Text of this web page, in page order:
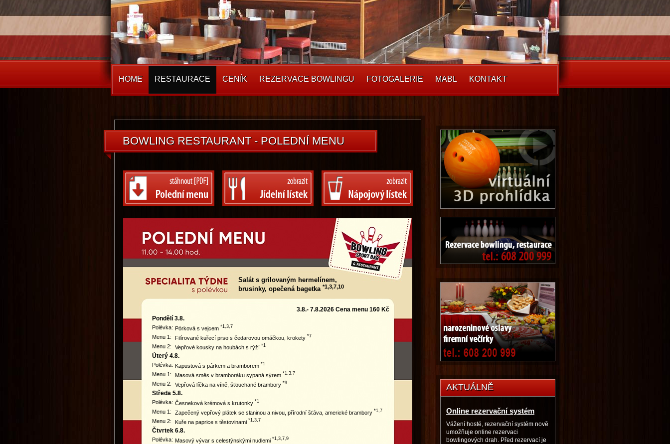
HOME RESTAURACE CENÍK REZERVACE BOWLINGU FOTOGALERIE MABL KONTAKT
RESTAURACE
BOWLING RESTAURANT - POLEDNÍ MENU
3.8.- 7.8.2026 Cena menu 160 Kč
Pondělí 3.8.
Polévka: Pórková s vejcem *1,3,7
Menu 1: Filírované kuřecí prso s čedarovou omáčkou, krokety *7
Menu 2: Vepřové kousky na houbách s rýží *1
Úterý 4.8.
Polévka: Kapustová s párkem a bramborem *1
Menu 1: Masová směs v bramboráku sypaná sýrem *1,3,7
Menu 2: Vepřová líčka na víně, šťouchané brambory *9
Středa 5.8.
Polévka: Česneková krémová s krutonky *1
Menu 1: Zapečený vepřový plátek se slaninou a nivou, přírodní šťáva, americké brambory *1,7
Menu 2: Kuře na paprice s těstovinami *1,3,7
Čtvrtek 6.8.
Polévka: Masový vývar s celestýnskými nudlemi *1,3,7,9
Salát s grilovaným hermelínem,
brusinky, opečená bagetka *1,3,7,10
AKTUÁLNĚ
Online rezervační systém
Vážení hosté, rezervační systém nově
umožňuje online rezervaci
bowlingových drah. Před rezervací je